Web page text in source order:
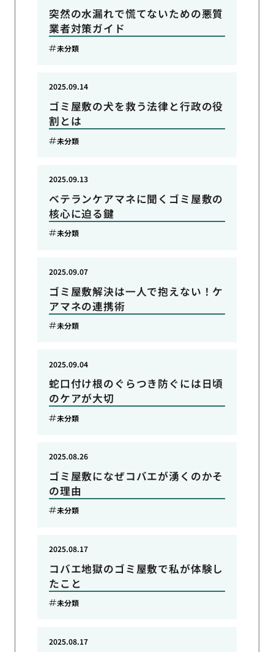
突然の水漏れで慌てないための悪質
業者対策ガイド
未分類
ゴミ屋敷の犬を救う法律と行政の役
割とは
2025.09.14
未分類
ベテランケアマネに聞くゴミ屋敷の
核心に迫る鍵
2025.09.13
未分類
ゴミ屋敷解決は一人で抱えない！ケ
アマネの連携術
2025.09.07
未分類
蛇口付け根のぐらつき防ぐには日頃
のケアが大切
2025.09.04
未分類
ゴミ屋敷になぜコバエが湧くのかそ
の理由
2025.08.26
未分類
コバエ地獄のゴミ屋敷で私が体験し
たこと
2025.08.17
未分類
2025.08.17